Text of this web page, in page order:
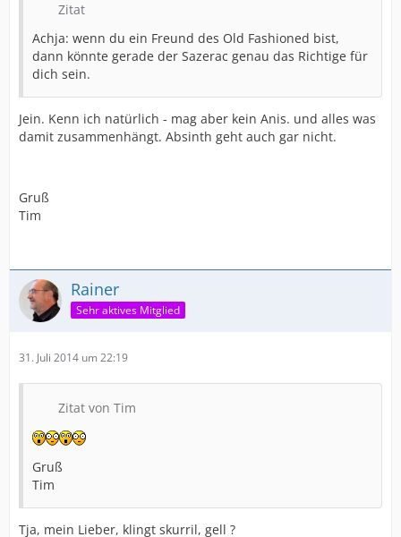
Zitat
Achja: wenn du ein Freund des Old Fashioned bist,
dann könnte gerade der Sazerac genau das Richtige für
dich sein.
Jein. Kenn ich natürlich - mag aber kein Anis. und alles was
damit zusammenhängt. Absinth geht auch gar nicht.
Gruß
Tim
Rainer
Sehr aktives Mitglied
31. Juli 2014 um 22:19
Zitat von Tim
Gruß
Tim
Tja, mein Lieber, klingt skurril, gell ?